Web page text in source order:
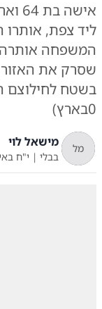
ליד צפת,
המשפחה
שסרק את
בשטח לחילוצם
0בארץ)
מל מישאל לוי
בבלי | י"ח